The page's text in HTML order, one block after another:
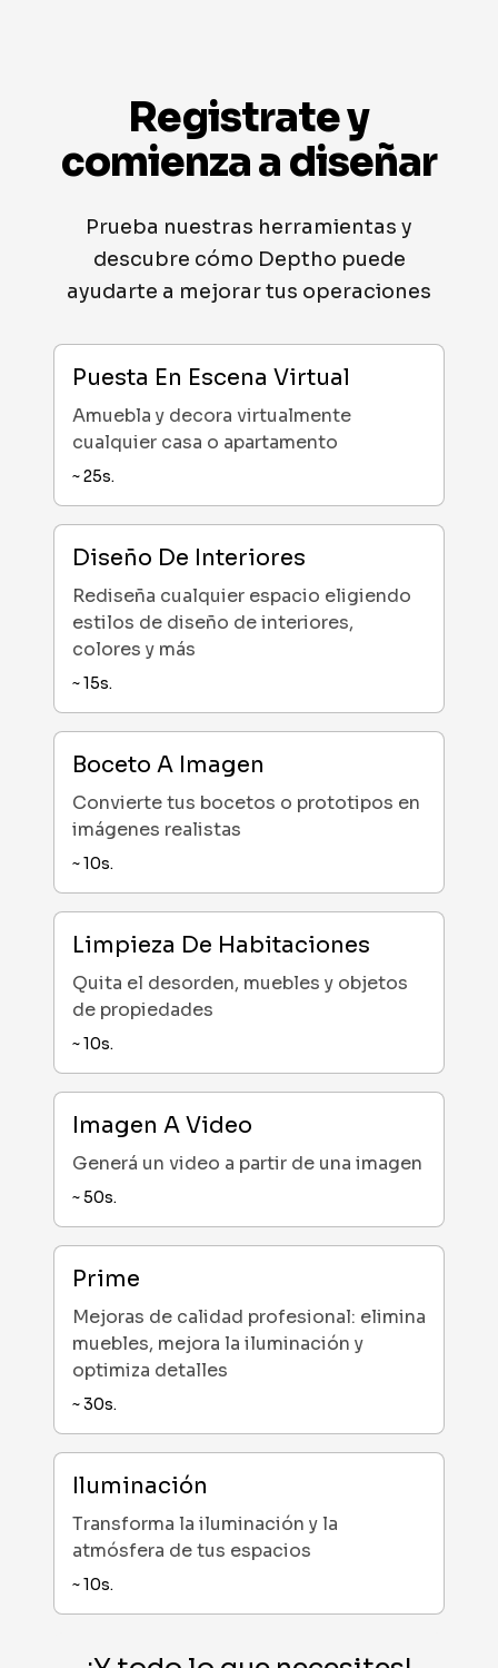
Registrate y
comienza a diseñar
Prueba nuestras herramientas y
descubre cómo Deptho puede
ayudarte a mejorar tus operaciones
Puesta En Escena Virtual
Amuebla y decora virtualmente
cualquier casa o apartamento
~25s.
Diseño De Interiores
Rediseña cualquier espacio eligiendo
estilos de diseño de interiores,
colores y más
~15s.
Boceto A Imagen
Convierte tus bocetos o prototipos en
imágenes realistas
~10s.
Limpieza De Habitaciones
Quita el desorden, muebles y objetos
de propiedades
~10s.
Imagen A Video
Generá un video a partir de una imagen
~50s.
Prime
Mejoras de calidad profesional: elimina
muebles, mejora la iluminación y
optimiza detalles
~30s.
Iluminación
Transforma la iluminación y la
atmósfera de tus espacios
~10s.